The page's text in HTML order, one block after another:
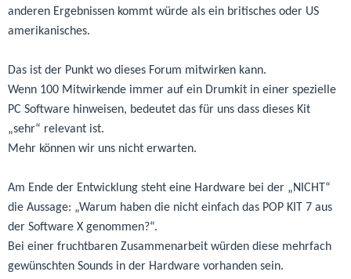
anderen Ergebnissen kommt würde als ein britisches oder US
amerikanisches.
Das ist der Punkt wo dieses Forum mitwirken kann.
Wenn 100 Mitwirkende immer auf ein Drumkit in einer spezielle
PC Software hinweisen, bedeutet das für uns dass dieses Kit
„sehr“ relevant ist.
Mehr können wir uns nicht erwarten.
Am Ende der Entwicklung steht eine Hardware bei der „NICHT“
die Aussage: „Warum haben die nicht einfach das POP KIT 7 aus
der Software X genommen?“.
Bei einer fruchtbaren Zusammenarbeit würden diese mehrfach
gewünschten Sounds in der Hardware vorhanden sein.